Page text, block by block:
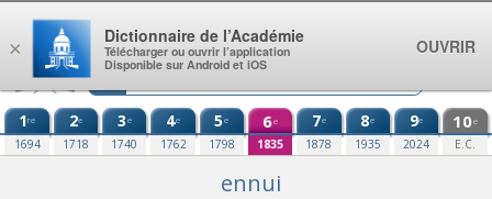
Aller au contenu
1re
1694
2e
1718
3e
1740
4e
1762
5e
1798
6e
1835
7e
1878
8e
1935
9e
2024
10e
E.C.
ennui
×
Dictionnaire de l’Académie
Télécharger ou ouvrir l’application
Disponible sur Android et iOS
OUVRIR